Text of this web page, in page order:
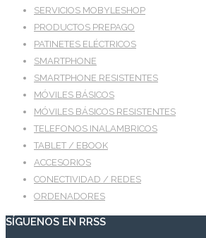
SERVICIOS MOBYLESHOP
PRODUCTOS PREPAGO
PATINETES ELÉCTRICOS
SMARTPHONE
SMARTPHONE RESISTENTES
MÓVILES BÁSICOS
MÓVILES BÁSICOS RESISTENTES
TELEFONOS INALAMBRICOS
TABLET / EBOOK
ACCESORIOS
CONECTIVIDAD / REDES
ORDENADORES
SÍGUENOS EN RRSS